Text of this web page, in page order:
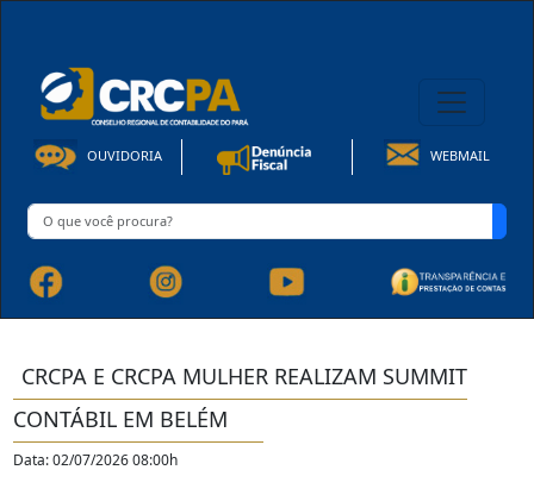
OUVIDORIA WEBMAIL
CRCPA E CRCPA MULHER REALIZAM SUMMIT
CONTÁBIL EM BELÉM
Data: 02/07/2026 08:00h